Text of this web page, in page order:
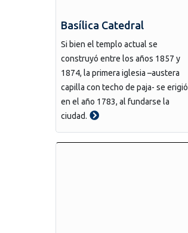
Basílica Catedral
Si bien el templo actual se
construyó entre los años 1857 y
1874, la primera iglesia –austera
capilla con techo de paja- se erigió
en el año 1783, al fundarse la
ciudad.